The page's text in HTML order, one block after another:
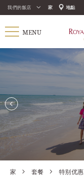
我們的飯店 家 地點
MENU
家 套餐 特别优惠